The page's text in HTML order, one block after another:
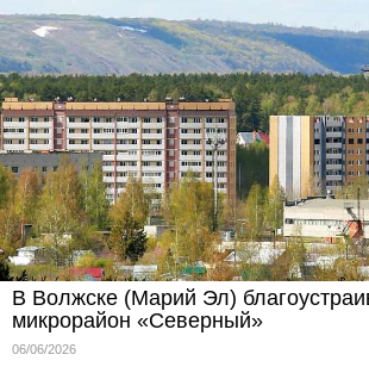
В Волжске (Марий Эл)
микрорайон «Северный»
06/06/2026